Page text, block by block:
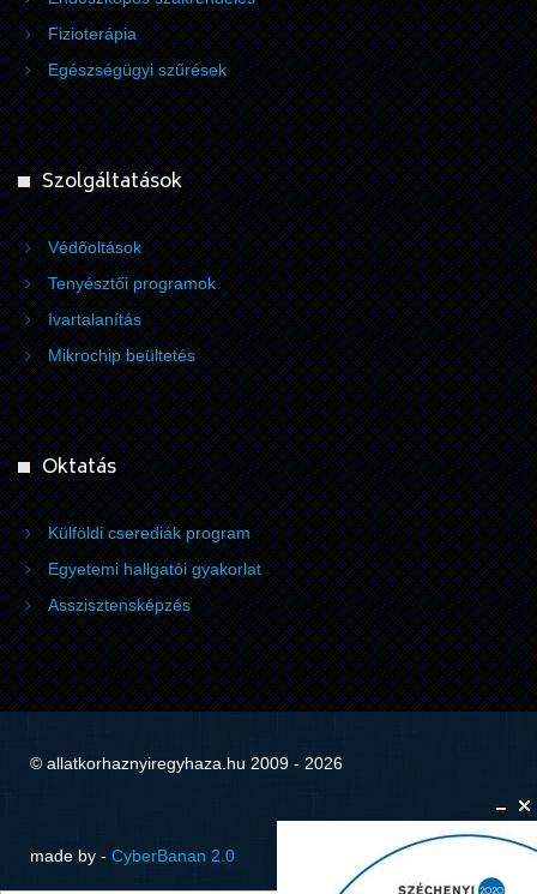
Fizioterápia
Egészségügyi szűrések
Szolgáltatások
Védőoltások
Tenyésztői programok
Ivartalanítás
Mikrochip beültetés
Oktatás
Külföldi cserediák program
Egyetemi hallgatói gyakorlat
Asszisztensképzés
© allatkorhaznyiregyhaza.hu 2009 - 2026
made by - CyberBanan 2.0